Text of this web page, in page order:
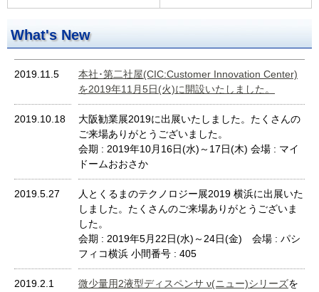
What's New
2019.11.5
本社･第二社屋(CIC:Customer Innovation Center)
を2019年11月5日(火)に開設いたしました。
2019.10.18
大阪勧業展2019に出展いたしました。たくさんの
ご来場ありがとうございました。
会期 : 2019年10月16日(水)～17日(木) 会場 : マイ
ドームおおさか
2019.5.27
人とくるまのテクノロジー展2019 横浜に出展いた
しました。たくさんのご来場ありがとうございま
した。
会期 : 2019年5月22日(水)～24日(金) 会場 : パシ
フィコ横浜 小間番号 : 405
2019.2.1 微少量用2液型ディスペンサ ν(ニュー)シリーズを